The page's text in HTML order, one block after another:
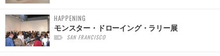
HAPPENING
モンスター・ドローイング・ラリー展
SAN FRANCISCO